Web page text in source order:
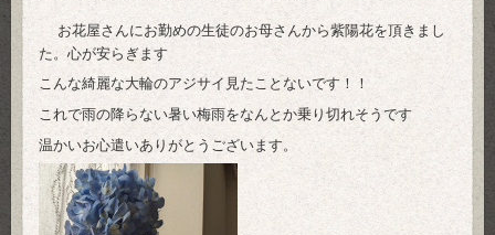
お花屋さんにお勤めの生徒のお母さんから紫陽花を頂きまし
た。心が安らぎます
こんな綺麗な大輪のアジサイ見たことないです！！
これで雨の降らない暑い梅雨をなんとか乗り切れそうです
温かいお心遣いありがとうございます。